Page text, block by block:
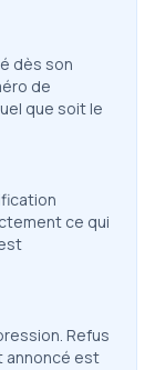
dès son
de
que soit le
ce qui
Refus
annoncé est